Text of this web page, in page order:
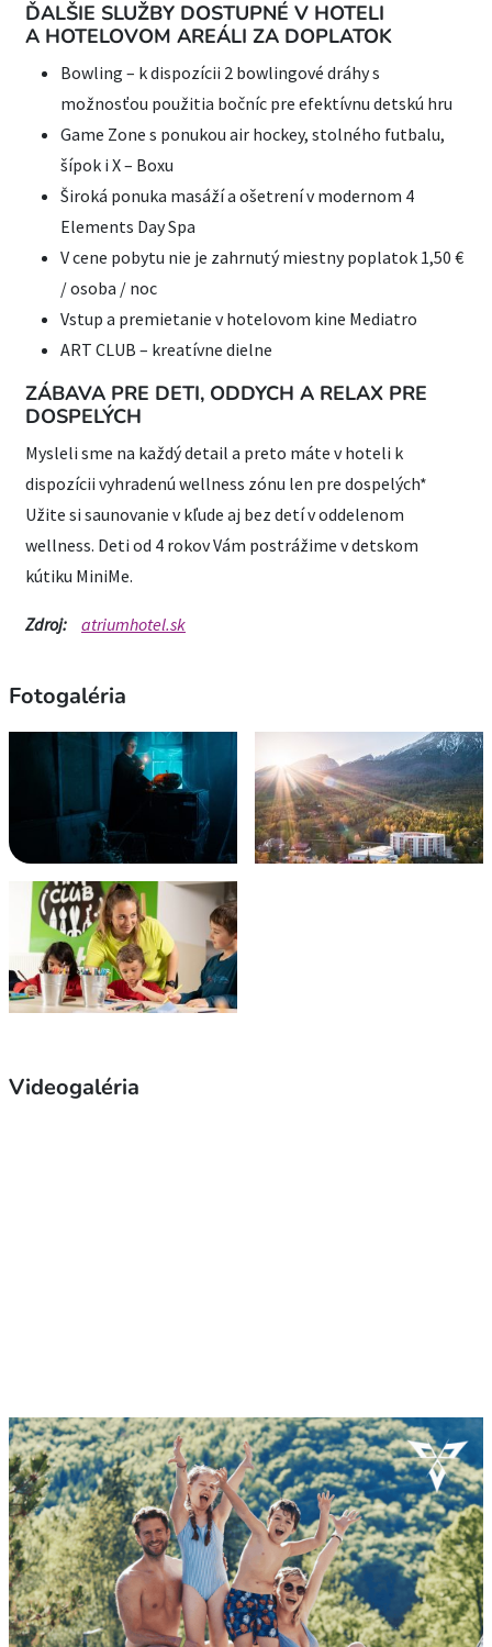
ĎALŠIE SLUŽBY DOSTUPNÉ V HOTELI
A HOTELOVOM AREÁLI ZA DOPLATOK
Bowling – k dispozícii 2 bowlingové dráhy s
možnosťou použitia bočníc pre efektívnu detskú hru
Game Zone s ponukou air hockey, stolného futbalu,
šípok i X – Boxu
Široká ponuka masáží a ošetrení v modernom 4
Elements Day Spa
V cene pobytu nie je zahrnutý miestny poplatok 1,50 €
/ osoba / noc
Vstup a premietanie v hotelovom kine Mediatro
ART CLUB – kreatívne dielne
ZÁBAVA PRE DETI, ODDYCH A RELAX PRE
DOSPELÝCH
Mysleli sme na každý detail a preto máte v hoteli k
dispozícii vyhradenú wellness zónu len pre dospelých*
Užite si saunovanie v kľude aj bez detí v oddelenom
wellness. Deti od 4 rokov Vám postrážime v detskom
kútiku MiniMe.
Zdroj: atriumhotel.sk
Fotogaléria
Videogaléria